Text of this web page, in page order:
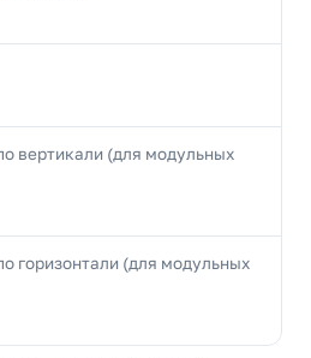
вертикали (для модульных
горизонтали (для модульных